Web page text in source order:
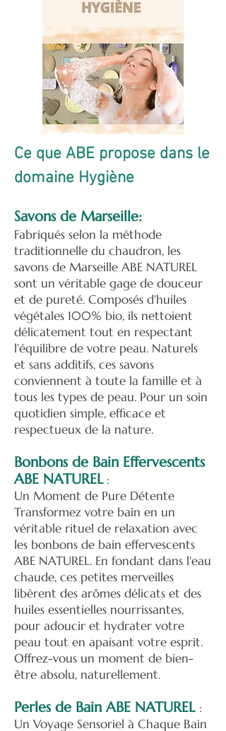
Ce que ABE propose dans le
domaine Hygiène
Savons de Marseille:
Fabriqués selon la méthode
traditionnelle du chaudron, les
savons de Marseille ABE NATUREL
sont un véritable gage de douceur
et de pureté. Composés d'huiles
végétales 100% bio, ils nettoient
délicatement tout en respectant
l'équilibre de votre peau. Naturels
et sans additifs, ces savons
conviennent à toute la famille et à
tous les types de peau. Pour un soin
quotidien simple, efficace et
respectueux de la nature.
Bonbons de Bain Effervescents
ABE NATUREL:
Un Moment de Pure Détente
Transformez votre bain en un
véritable rituel de relaxation avec
les bonbons de bain effervescents
ABE NATUREL. En fondant dans l'eau
chaude, ces petites merveilles
libèrent des arômes délicats et des
huiles essentielles nourrissantes,
pour adoucir et hydrater votre
peau tout en apaisant votre esprit.
Offrez-vous un moment de bien-
être absolu, naturellement.
Perles de Bain ABE NATUREL :
Un Voyage Sensoriel à Chaque Bain